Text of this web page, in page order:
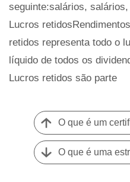
seguinte:salários,
Lucros
retidos representa todo o
líquido de todos os
Lucros retidos são parte
O que é uma